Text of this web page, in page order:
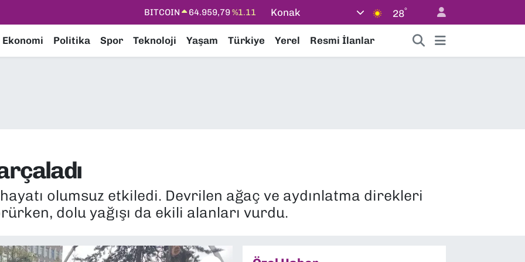
DOLAR 47,7436%0.18
STERLİN
64,4811%0.38
Konak 28°
Ekonomi Politika Spor Teknoloji Yaşam Türkiye Yerel Resmi İlanlar
olumsuz etkiledi. Devrilen ağaç ve aydınlatma direkleri
dolu yağışı da ekili alanları vurdu.